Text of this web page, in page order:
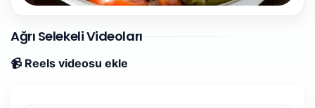
Ağrı Selekeli Videoları
📹 Reels videosu ekle